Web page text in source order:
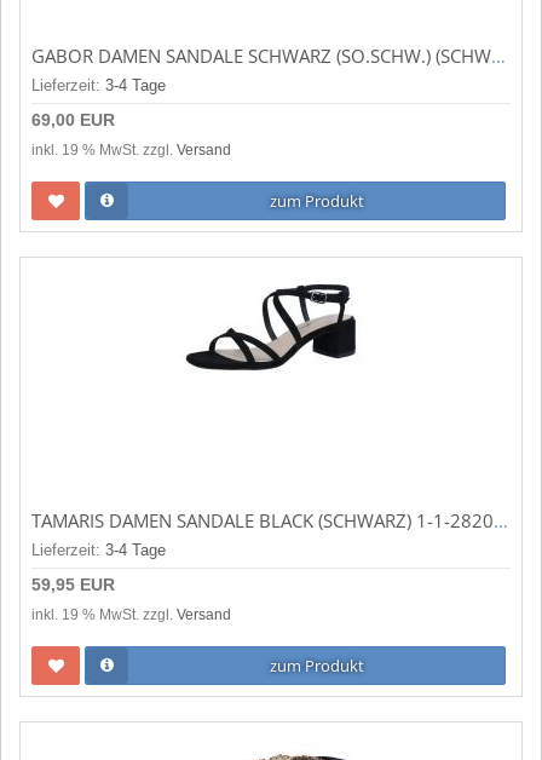
GABOR DAMEN SANDALE SCHWARZ (SO.SCHW.) (SCHWARZ) 64.550.27
Lieferzeit: 3-4 Tage
69,00 EUR
inkl. 19 % MwSt. zzgl. Versand
zum Produkt
TAMARIS DAMEN SANDALE BLACK (SCHWARZ) 1-1-28204-20/001
Lieferzeit: 3-4 Tage
59,95 EUR
inkl. 19 % MwSt. zzgl. Versand
zum Produkt